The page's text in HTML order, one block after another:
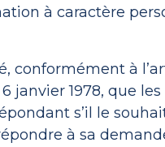
à caractère
conformément à
janvier 1978, que
s’il le
à sa